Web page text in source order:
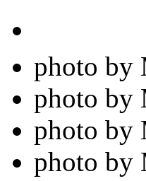
photo by
photo by
photo by
photo by